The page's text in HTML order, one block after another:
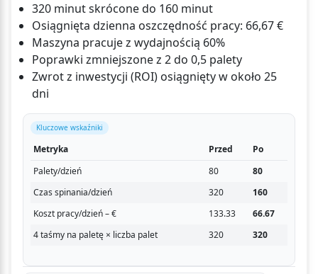
320 minut skrócone do 160 minut
Osiągnięta dzienna oszczędność pracy: 66,67 €
Maszyna pracuje z wydajnością 60%
Poprawki zmniejszone z 2 do 0,5 palety
Zwrot z inwestycji (ROI) osiągnięty w około 25
dni
Kluczowe wskaźniki
Metryka Przed
Po
Palety/dzień
80
80
Czas spinania/dzień
320
160
Koszt pracy/dzień – €
133.33
66.67
4 taśmy na paletę × liczba palet
320 320